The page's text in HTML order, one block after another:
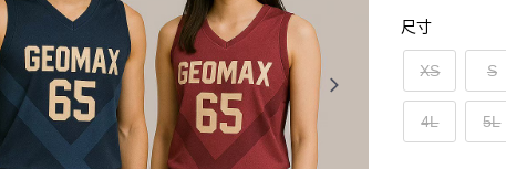
尺寸
XS S
4L 5L